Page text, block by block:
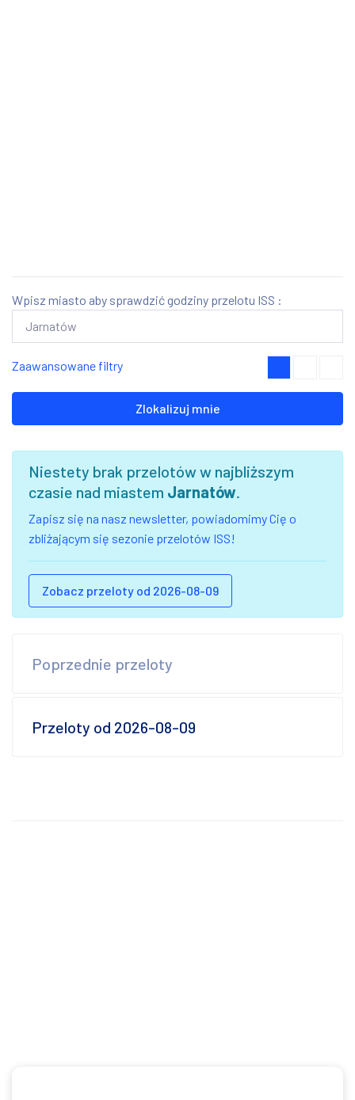
Wpisz miasto aby sprawdzić godziny przelotu ISS :
Zaawansowane filtry
Zlokalizuj mnie
Niestety brak przelotów w najbliższym
czasie nad miastem Jarnatów.
Zapisz się na nasz newsletter, powiadomimy Cię o
zbliżającym się sezonie przelotów ISS!
Zobacz przeloty od 2026-08-09
Poprzednie przeloty
Przeloty od 2026-08-09